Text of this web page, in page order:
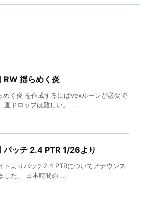
RW 揺らめく炎
めく炎 を作成するにはVexルーンが必要で
直ドロップは難しい。 ...
パッチ 2.4 PTR 1/26より
トよりパッチ2.4 PTRについてアナウンス
した。 日本時間の ...